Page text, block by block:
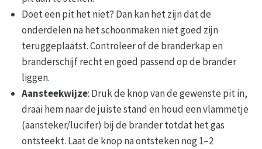
Doet een pit het niet? Dan kan het zijn dat de
onderdelen na het schoonmaken niet goed zijn
teruggeplaatst. Controleer of de branderkap en
branderschijf recht en goed passend op de brander
liggen.
Aansteekwijze: Druk de knop van de gewenste pit in,
draai hem naar de juiste stand en houd een vlammetje
(aansteker/lucifer) bij de brander totdat het gas
ontsteekt. Laat de knop na ontsteken nog 1–2